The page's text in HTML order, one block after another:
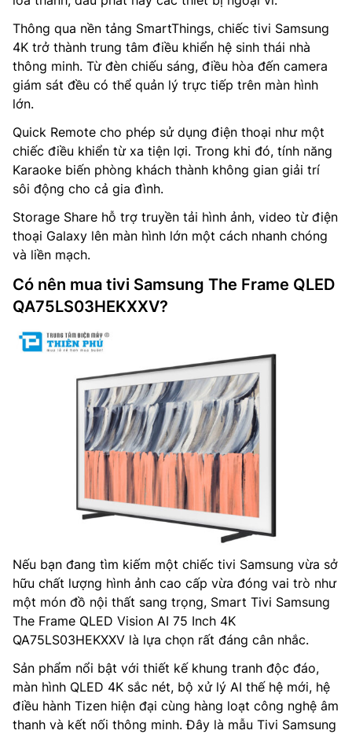
Thông qua nền tảng SmartThings, chiếc tivi Samsung
4K trở thành trung tâm điều khiển hệ sinh thái nhà
thông minh. Từ đèn chiếu sáng, điều hòa đến camera
giám sát đều có thể quản lý trực tiếp trên màn hình
lớn.
Quick Remote cho phép sử dụng điện thoại như một
chiếc điều khiển từ xa tiện lợi. Trong khi đó, tính năng
Karaoke biến phòng khách thành không gian giải trí
sôi động cho cả gia đình.
Storage Share hỗ trợ truyền tải hình ảnh, video từ điện
thoại Galaxy lên màn hình lớn một cách nhanh chóng
và liền mạch.
Có nên mua tivi Samsung The Frame QLED
QA75LS03HEKXXV?
Nếu bạn đang tìm kiếm một chiếc tivi Samsung vừa sở
hữu chất lượng hình ảnh cao cấp vừa đóng vai trò như
một món đồ nội thất sang trọng, Smart Tivi Samsung
The Frame QLED Vision AI 75 Inch 4K
QA75LS03HEKXXV là lựa chọn rất đáng cân nhắc.
Sản phẩm nổi bật với thiết kế khung tranh độc đáo,
màn hình QLED 4K sắc nét, bộ xử lý AI thế hệ mới, hệ
điều hành Tizen hiện đại cùng hàng loạt công nghệ âm
thanh và kết nối thông minh. Đây là mẫu Tivi Samsung